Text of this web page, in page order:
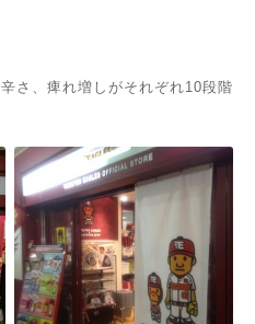
さ、痺れ増しがそれぞれ10段階